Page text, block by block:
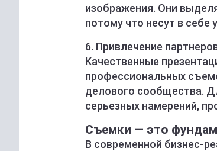
изображения. Они
потому что несут в себе
6. Привлечение
Качественные
профессиональных
делового сообщества.
серьезных намерений,
Съемки — это
В современной бизнес-